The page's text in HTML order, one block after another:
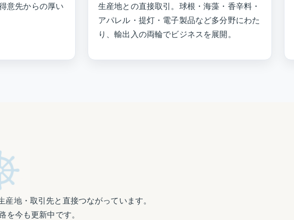
意先からの厚い
生産地との直接取引。球根・海藻・香辛料・
アパレル・提灯・電子製品など多分野にわた
り、輸出入の両輪でビジネスを展開。
地・取引先と直接つながっています。
を今も更新中です。